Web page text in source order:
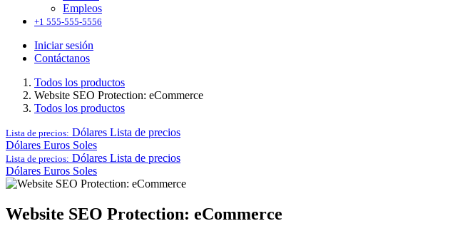
Empleos
+1 555-555-5556
Iniciar sesión
Contáctanos
Todos los productos
Website SEO Protection: eCommerce
Todos los productos
Lista de precios: Dólares Lista de precios
Dólares Euros Soles
Lista de precios: Dólares Lista de precios
Dólares Euros Soles
Website SEO Protection: eCommerce